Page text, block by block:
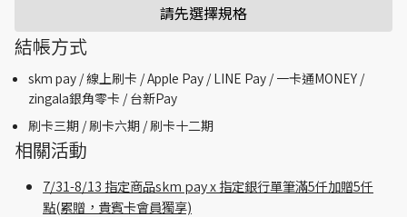
請先選擇規格
結帳方式
skm pay /線上刷卡 / Apple Pay /LINE Pay / 一卡通MONEY /
zingala銀角零卡 /台新Pay
刷卡三期 /刷卡六期 /刷卡十二期
相關活動
7/31-8/13 指定商品skm pay x 指定銀行單筆滿5仟加贈5仟
點(累贈，貴賓卡會員獨享)